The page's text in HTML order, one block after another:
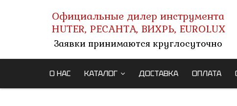
Официальные дилер инструмента
HUTER, РЕСАНТА, ВИХРЬ, EUROLUX
Заявки принимаются круглосуточно
О НАС КАТАЛОГ ДОСТАВКА ОПЛАТА